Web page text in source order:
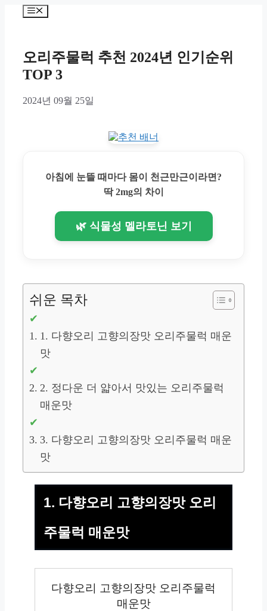
Menu
오리주물럭 추천 2024년 인기순위
TOP 3
2024년 09월 25일
아침에 눈뜰 때마다 몸이 천근만근이라면?
딱 2mg의 차이
🌿 식물성 멜라토닌 보기
쉬운 목차
1. 다향오리 고향의장맛 오리주물럭 매운
맛
2. 정다운 더 얇아서 맛있는 오리주물럭
매운맛
3. 다향오리 고향의장맛 오리주물럭 매운
맛
1. 다향오리 고향의장맛 오리
주물럭 매운맛
다향오리 고향의장맛 오리주물럭
매운맛